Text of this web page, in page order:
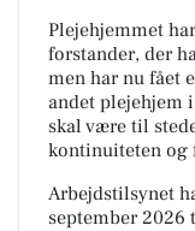
Plejehjemmet
forstander, der
men har nu fået
andet plejehjem
skal være til
kontinuiteten og
Arbejdstilsynet
september 2026